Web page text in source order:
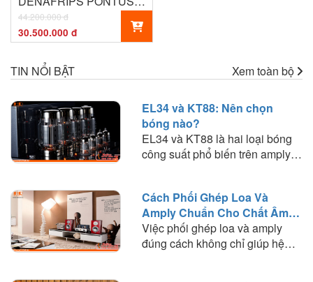
12TH-1 R2R
44.200.000 đ
30.500.000 đ
TIN NỔI BẬT Xem toàn bộ
EL34 và KT88: Nên chọn
bóng nào?
EL34 và KT88 là hai loại bóng
công suất phổ biến trên amply
phối ghép và lựa chọn loại bóng
phù hợp với nhu cầu nghe
nhạc.
Cách Phối Ghép Loa Và
Amply Chuẩn Cho Chất Âm
Hay
Việc phối ghép loa và amply
đúng cách không chỉ giúp hệ